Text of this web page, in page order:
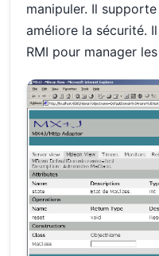
manipuler. Il
améliore la sécurité.
RMI pour manager